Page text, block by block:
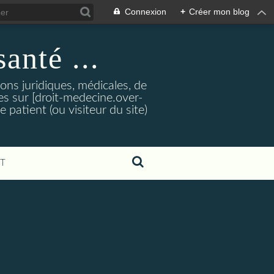
Connexion + Créer mon blog
...
juridiques, médicales, de
sur [droit-medecine.over-
patient (ou visiteur du site)